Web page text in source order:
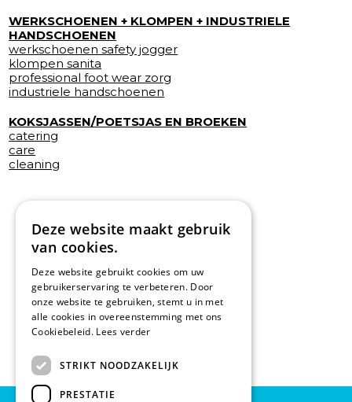
WERKSCHOENEN + KLOMPEN + INDUSTRIELE
HANDSCHOENEN
werkschoenen safety jogger
klompen sanita
professional foot wear zorg
industriele handschoenen
KOKSJASSEN/POETSJAS EN BROEKEN
catering
care
cleaning
Deze website maakt gebruik
van cookies.
Deze website gebruikt cookies om uw
gebruikerservaring te verbeteren. Door
onze website te gebruiken, stemt u in met
alle cookies in overeenstemming met ons
Cookiebeleid. Lees verder
STRIKT NOODZAKELIJK
PRESTATIE